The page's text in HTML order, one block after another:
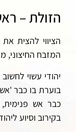
הזולת –
הציווי להצית
המזבח החיצוני,
יהודי עשוי
בוערת בו כבר
כבר אש
בקירוב וסיוע